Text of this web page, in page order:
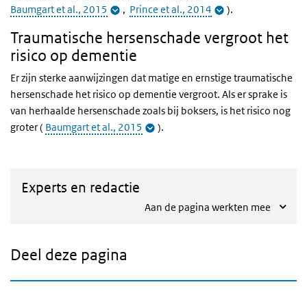
Baumgart et al., 2015
, Prince et al., 2014 ).
Traumatische hersenschade vergroot het
risico op dementie
Er zijn sterke aanwijzingen dat matige en ernstige traumatische
hersenschade het risico op dementie vergroot. Als er sprake is
van herhaalde hersenschade zoals bij boksers, is het risico nog
groter ( Baumgart et al., 2015 ).
Experts en redactie
Aan de pagina werkten mee
Deel deze pagina